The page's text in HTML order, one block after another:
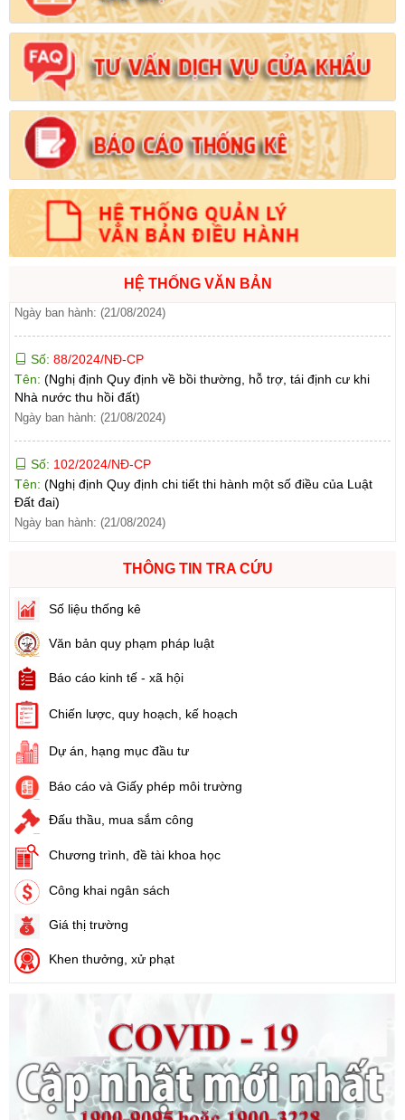
HỆ THỐNG VĂN BẢN
Ngày ban hành: (21/08/2024)
Số:1731/KH-UBND
Tên:(Kế hoạch triển khai thi hành Luật Đất đai năm 2024)
Ngày ban hành: (21/08/2024)
Số:71/2024/NĐ-CP
Tên:(Nghị định Quy định về giá đất)
Số:
31/2024/QH15
Tên: (Luật Đất đai)
Ngày ban hành: (21/08/2024)
Số:88/2024/NĐ-CP
Tên:(Nghị định Quy định về bồi thường, hỗ trợ, tái định cư khi
Nhà nước thu hồi đất)
Ngày ban hành: (21/08/2024)
Số:102/2024/NĐ-CP
Tên:(Nghị định Quy định chi tiết thi hành một số điều của Luật
Đất đai)
Ngày ban hành: (21/08/2024)
Số:103/2024/NĐ-CP
Ngày ban hành: (21/08/2024)
Số:1731/KH-UBND
Tên:
(Kế hoạch triển khai thi hành Luật Đất đai năm 2024)
Ngày ban hành: (21/08/2024)
Số:
Tên:
(Nghị định Quy định về giá đất)
Ngày ban hành: (21/08/2024)
Số:31/2024/QH15
Tên:
Ngày ban hành: (21/08/2024)
Số:
Tên:
(Nghị định Quy định về bồi thường, hỗ trợ, tái định cư khi
Nhà nước thu hồi đất)
Ngày ban hành: (21/08/2024)
THÔNG TIN TRA CỨU
Số liệu thống kê
Văn bản quy phạm pháp luật
Báo cáo kinh tế - xã hội
Chiến lược, quy hoạch, kế hoạch
Dự án, hạng mục đầu tư
Báo cáo và Giấy phép môi trường
Đấu thầu, mua sắm công
Chương trình, đề tài khoa học
Công khai ngân sách
Giá thị trường
Khen thưởng, xử phạt